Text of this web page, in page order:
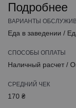
Подробнее
ВАРИАНТЫ
Еда в заведении /
СПОСОБЫ ОПЛАТЫ
Наличный расчет /
СРЕДНИЙ ЧЕК
170 ₴